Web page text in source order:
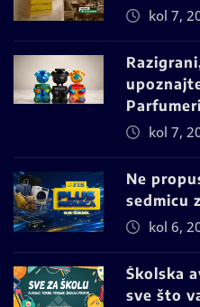
kol 7,
kol 7,
Ne
sedmicu
kol 6,
Školska
sve što